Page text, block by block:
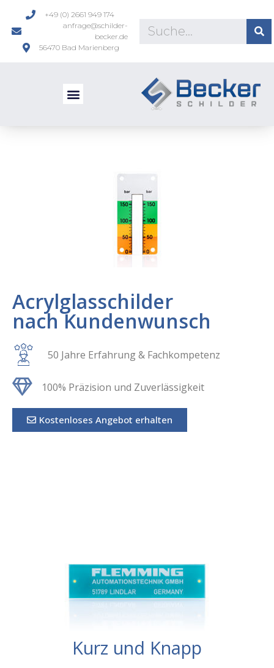
+49 (0) 2661 949 174
anfrage@schilder-
becker.de
56470 Bad Marienberg
Acrylglasschilder
nach Kundenwunsch
50 Jahre Erfahrung & Fachkompetenz
100% Präzision und Zuverlässigkeit
Kostenloses Angebot erhalten
Kurz und Knapp